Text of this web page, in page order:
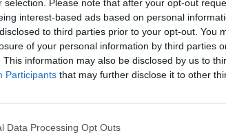
selection. Please note that after your opt-out
interest-based ads based on personal
to third parties prior to your opt-out. You
of your personal information by third parties
This information may also be disclosed by us to
Participants that may further disclose it to other
Data Processing Opt Outs
di Elly Schlein nel simbolo Pd per
alle europee bisogna